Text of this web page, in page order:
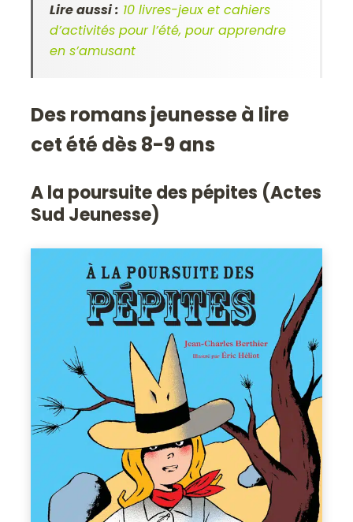
Lire aussi : 10 livres-jeux et cahiers
d’activités pour l’été, pour apprendre
en s’amusant
Des romans jeunesse à lire
cet été dès 8-9 ans
A la poursuite des pépites (Actes
Sud Jeunesse)